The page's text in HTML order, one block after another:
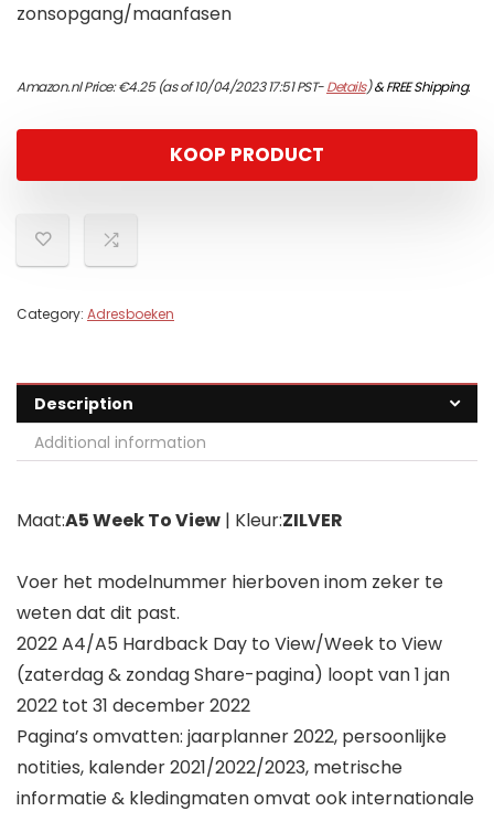
zonsopgang/maanfasen
Amazon.nl Price:€4.25(as of 10/04/2023 17:51 PST-Details)&FREE Shipping.
KOOP PRODUCT
Category: Adresboeken
Description
Additional information
Maat:A5 Week To View | Kleur:ZILVER
Voer het modelnummer hierboven inom zeker te
weten dat dit past.
2022 A4/A5 Hardback Day to View/Week to View
(zaterdag & zondag Share-pagina) loopt van 1 jan
2022 tot 31 december 2022
Pagina’s omvatten: jaarplanner 2022, persoonlijke
notities, kalender 2021/2022/2023, metrische
informatie & kledingmaten omvat ook internationale